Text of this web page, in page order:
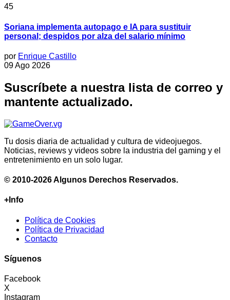
45
Soriana implementa autopago e IA para sustituir
personal; despidos por alza del salario mínimo
por Enrique Castillo
09 Ago 2026
Suscríbete a nuestra lista de correo y
mantente actualizado.
Tu dosis diaria de actualidad y cultura de videojuegos.
Noticias, reviews y videos sobre la industria del gaming y el
entretenimiento en un solo lugar.
© 2010-2026 Algunos Derechos Reservados.
+Info
Política de Cookies
Política de Privacidad
Contacto
Síguenos
Facebook
X
Instagram